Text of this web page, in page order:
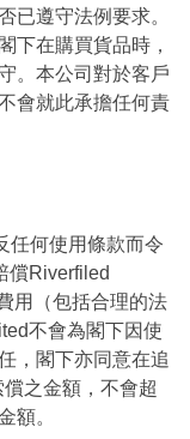
已遵守法例要求。
下在購買貨品時，
。本公司對於客戶
會就此承擔任何責
任何使用條款而令
償Riverfiled
用（包括合理的法
不會為閣下因使
，閣下亦同意在追
之金額，不會超
額。